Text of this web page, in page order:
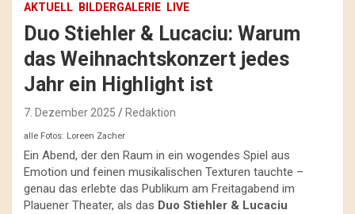
AKTUELL BILDERGALERIE LIVE
Duo Stiehler & Lucaciu: Warum
das Weihnachtskonzert jedes
Jahr ein Highlight ist
7. Dezember 2025 Redaktion
alle Fotos: Loreen Zacher
Ein Abend, der den Raum in ein wogendes Spiel aus
Emotion und feinen musikalischen Texturen tauchte –
genau das erlebte das Publikum am Freitagabend im
Plauener Theater, als das Duo Stiehler & Lucaciu